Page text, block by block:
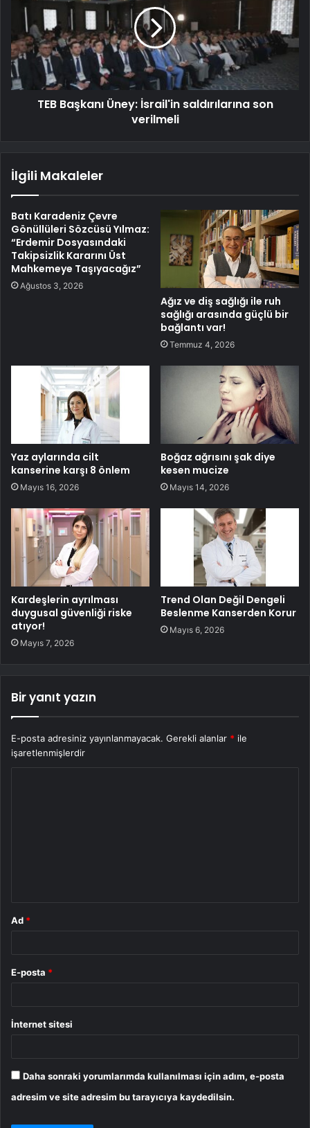
TEB Başkanı Üney: İsrail'in saldırılarına son
verilmeli
İlgili Makaleler
Batı Karadeniz Çevre
Gönüllüleri Sözcüsü Yılmaz:
“Erdemir Dosyasındaki
Takipsizlik Kararını Üst
Mahkemeye Taşıyacağız”
Ağustos 3, 2026
Ağız ve diş sağlığı ile ruh
sağlığı arasında güçlü bir
bağlantı var!
Temmuz 4, 2026
Yaz aylarında cilt
kanserine karşı 8 önlem
Mayıs 16, 2026
Boğaz ağrısını şak diye
kesen mucize
Mayıs 14, 2026
Kardeşlerin ayrılması
duygusal güvenliği riske
atıyor!
Mayıs 7, 2026
Trend Olan Değil Dengeli
Beslenme Kanserden Korur
Mayıs 6, 2026
Bir yanıt yazın
E-posta adresiniz yayınlanmayacak. Gerekli alanlar * ile
işaretlenmişlerdir
Ad *
E-posta *
İnternet sitesi
Daha sonraki yorumlarımda kullanılması için adım, e-posta
adresim ve site adresim bu tarayıcıya kaydedilsin.